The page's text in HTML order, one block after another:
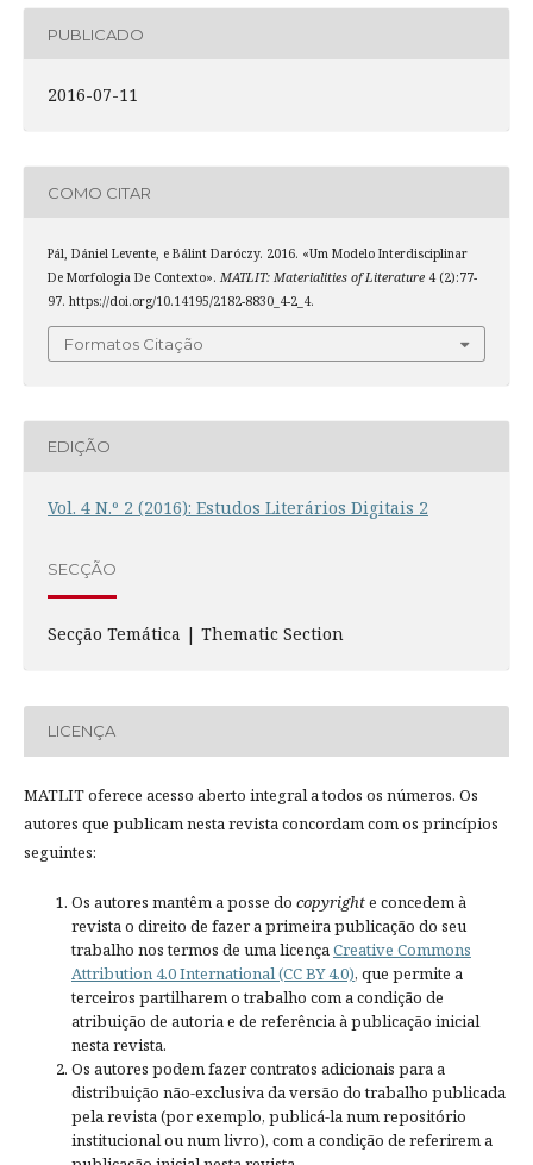
PUBLICADO
2016-07-11
COMO CITAR
Pál, Dániel Levente, e Bálint Daróczy. 2016. «Um Modelo Interdisciplinar
De Morfologia De Contexto». MATLIT: Materialities of Literature4 (2):77-
97. https://doi.org/10.14195/2182-8830_4-2_4.
Formatos Citação
EDIÇÃO
Vol. 4 N.º 2 (2016): Estudos Literários Digitais 2
SECÇÃO
Secção Temática | Thematic Section
LICENÇA
MATLIT oferece acesso aberto integral a todos os números. Os
autores que publicam nesta revista concordam com os princípios
seguintes:
Os autores mantêm a posse do copyrighte concedem à
revista o direito de fazer a primeira publicação do seu
trabalho nos termos de uma licençaCreative Commons
Attribution 4.0 International (CC BY 4.0), que permite a
terceiros partilharem o trabalho com a condição de
atribuição de autoria e de referência à publicação inicial
nesta revista.
Os autores podem fazer contratos adicionais para a
distribuição não-exclusiva da versão do trabalho publicada
pela revista (por exemplo, publicá-la num repositório
institucional ou num livro), com a condição de referirem a